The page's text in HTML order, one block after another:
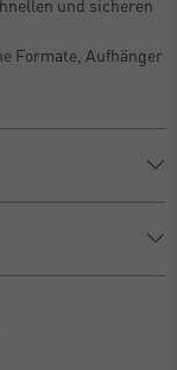
und sicheren
Formate, Aufhänger